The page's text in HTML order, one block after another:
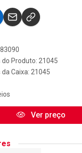
Produto: 21045
Caixa: 21045
Ver preço